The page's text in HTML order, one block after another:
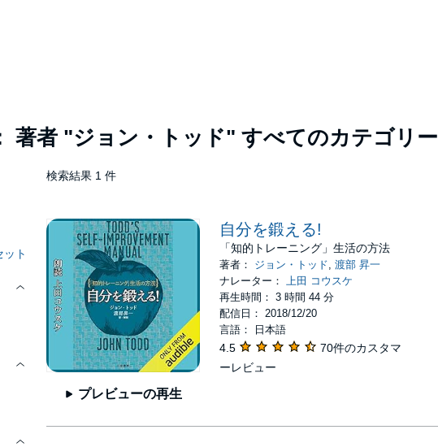
著者 "ジョン・トッド" すべてのカテゴリー
ット
検索結果 1 件
プレビューの再生
自分を鍛える!
「知的トレーニング」生活の方法
著者： ジョン・トッド,渡部 昇一
ナレーター：上田 コウスケ
再生時間： 3 時間 44 分
配信日： 2018/12/20
言語： 日本語
4.5
70件のカスタマ
ーレビュー